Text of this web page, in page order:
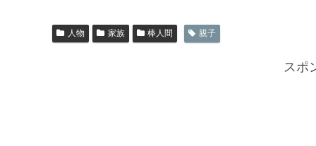
人物 家族 棒人間 親子
スポ